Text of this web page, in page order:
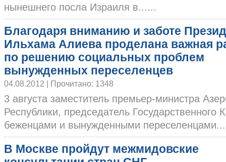
нынешнего посла Израиля в......
Благодаря вниманию и заботе
Ильхама Алиева проделана важная
по решению социальных проблем
вынужденных переселенцев
04.08.2012 | Прочитано: 1348
3 августа заместитель премьер-министра
Республики, председатель Государственного
беженцами и вынужденными
В Москве пройдут межмидовские